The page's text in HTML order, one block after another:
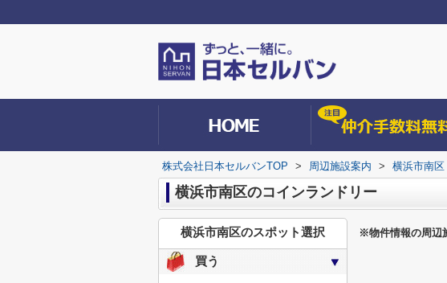
株式会社日本セルバンTOP > 周辺施設案内 > 横浜市南区
横浜市南区のコインランドリー
※物件情報の周辺
横浜市南区のスポット選択
買う